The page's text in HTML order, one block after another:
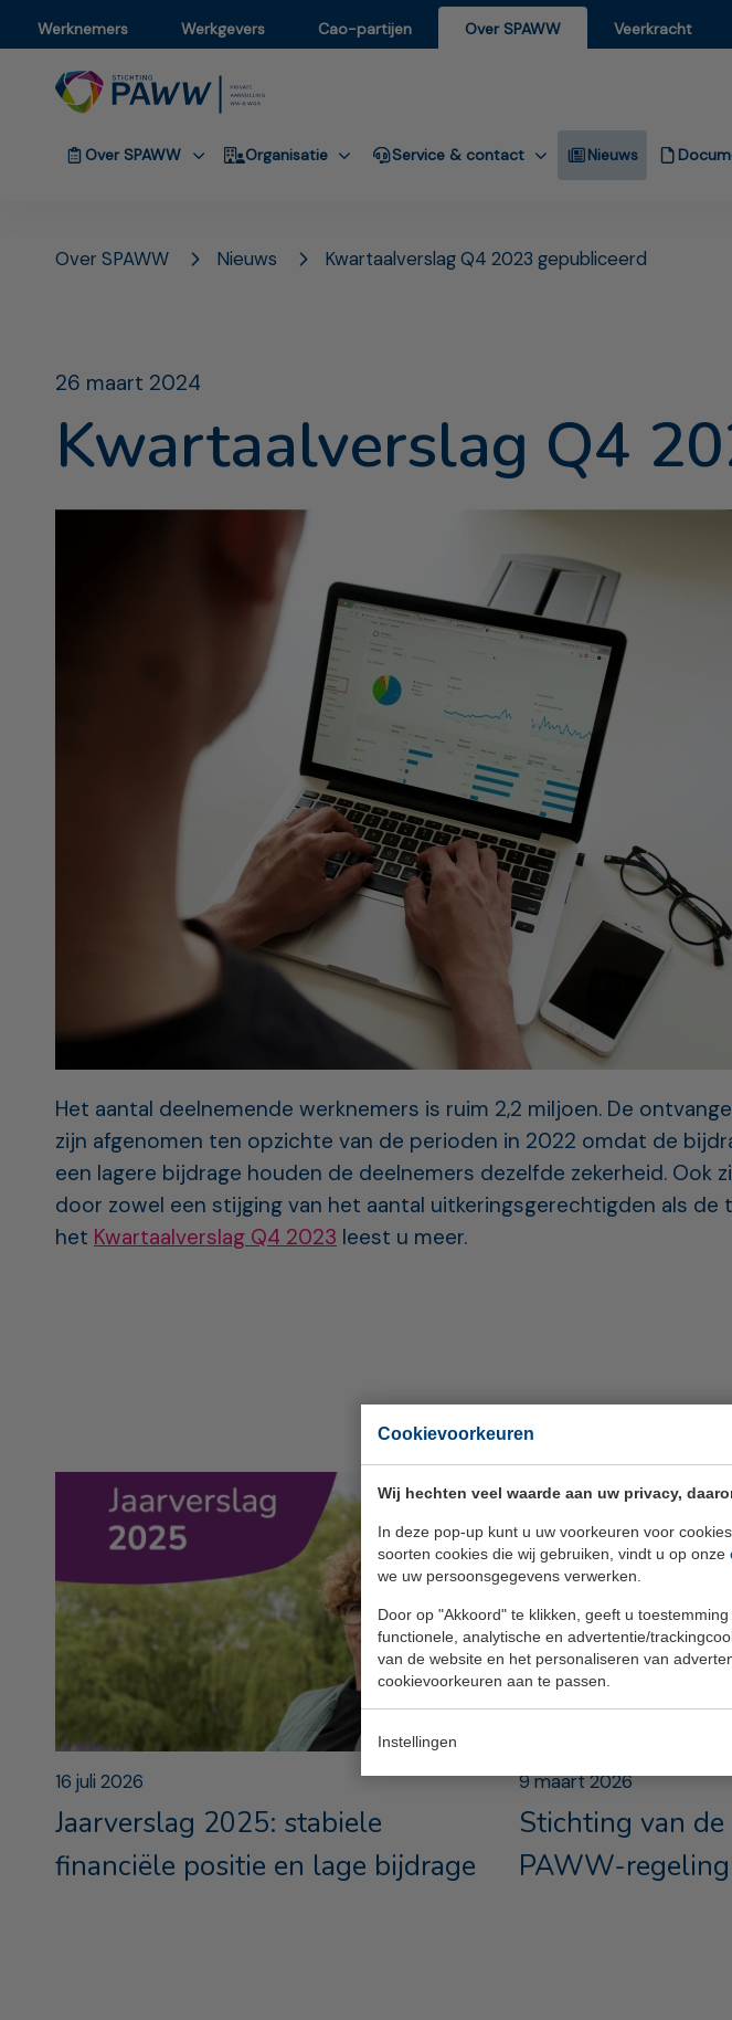
Cookievoorkeuren
Wij hechten veel waarde aan uw privacy,
In deze pop-up kunt u uw voorkeuren voor
soorten cookies die wij gebruiken, vindt u op onze
we uw persoonsgegevens verwerken.
Door op "Akkoord" te klikken, geeft u
functionele, analytische en advertentie/
van de website en het personaliseren van
cookievoorkeuren aan te passen.
Instellingen
Werknemers Werkgevers Cao-partijen Over SPAWW Veerkracht
Over SPAWW Organisatie Service & contact Nieuws
Over SPAWW Nieuws Kwartaalverslag Q4 2023 gepubliceerd
26 maart 2024
Kwartaalverslag Q4
Het aantal deelnemende werknemers is ruim 2,2 miljoen. De
zijn afgenomen ten opzichte van de perioden in 2022 omdat de
een lagere bijdrage houden de deelnemers dezelfde zekerheid. Ook
door zowel een stijging van het aantal uitkeringsgerechtigden als de
het Kwartaalverslag Q4 2023 leest u meer.
Andere
16 juli 2026
Jaarverslag 2025: stabiele
financiële positie en lage bijdrage
9 maart 2026
Stichting van
PAWW-